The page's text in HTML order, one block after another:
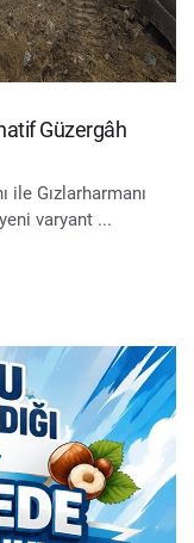
Güzergâh
ile Gızlarharmanı
varyant ...